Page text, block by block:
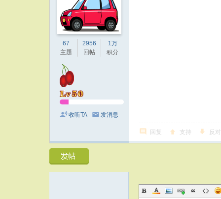
67
主题
2956
回帖
1万
积分
收听TA 发消息
回复 支持 反对